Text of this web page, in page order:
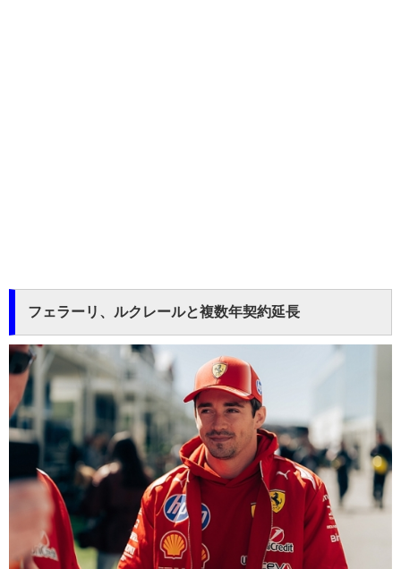
フェラーリ、ルクレールと複数年契約延長